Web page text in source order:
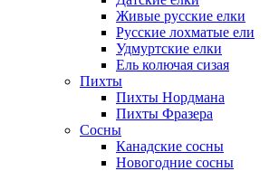
Живые русские елки
Русские лохматые ели
Удмуртские елки
Ель колючая сизая
Пихты
Пихты Нордмана
Пихты Фразера
Сосны
Канадские сосны
Новогодние сосны